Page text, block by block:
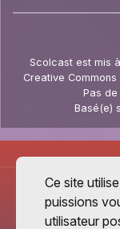
Scolcast est mis
Creative
Pas
Basé(e)
Ce site
puissions
utilisateur